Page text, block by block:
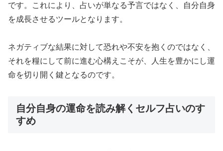
です。これにより、占いが単なる予言ではなく、自分自身
を成長させるツールとなります。
ネガティブな結果に対して恐れや不安を抱くのではなく、
それを糧にして前に進む心構えこそが、人生を豊かにし運
命を切り開く鍵となるのです。
自分自身の運命を読み解くセルフ占いのす
すめ